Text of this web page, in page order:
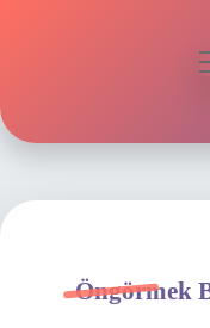
Hakkımızda
Öngörmek